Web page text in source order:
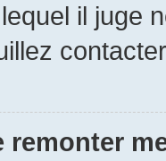
il juge
remonter